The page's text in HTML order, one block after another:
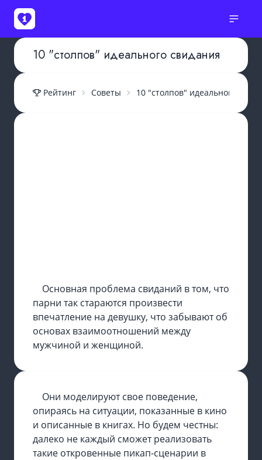
10 "столпов" идеального свидания
Рейтинг Советы 10 "столпов" идеального
Основная проблема свиданий в том, что
парни так стараются произвести
впечатление на девушку, что забывают об
основах взаимоотношений между
мужчиной и женщиной.
Они моделируют свое поведение,
опираясь на ситуации, показанные в кино
и описанные в книгах. Но будем честны:
далеко не каждый сможет реализовать
такие откровенные пикап-сценарии в